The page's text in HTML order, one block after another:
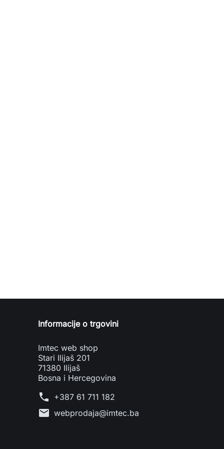
Informacije o trgovini
Imtec web shop
Stari Ilijaš 201
71380 Ilijaš
Bosna i Hercegovina
phone +387 61 711 182
mail webprodaja@imtec.ba